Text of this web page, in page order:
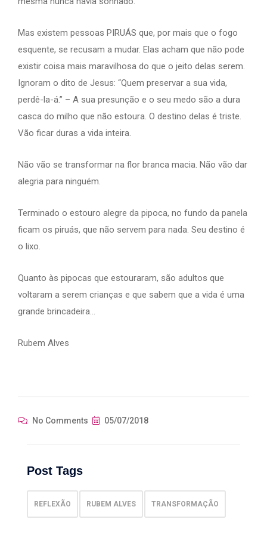
Mas existem pessoas PIRUÁS que, por mais que o fogo
esquente, se recusam a mudar. Elas acham que não pode
existir coisa mais maravilhosa do que o jeito delas serem.
Ignoram o dito de Jesus: “Quem preservar a sua vida,
perdê-la-á.” – A sua presunção e o seu medo são a dura
casca do milho que não estoura. O destino delas é triste.
Vão ficar duras a vida inteira.
Não vão se transformar na flor branca macia. Não vão dar
alegria para ninguém.
Terminado o estouro alegre da pipoca, no fundo da panela
ficam os piruás, que não servem para nada. Seu destino é
o lixo.
Quanto às pipocas que estouraram, são adultos que
voltaram a serem crianças e que sabem que a vida é uma
grande brincadeira…
Rubem Alves
No Comments 05/07/2018
Post Tags
REFLEXÃO RUBEM ALVES TRANSFORMAÇÃO